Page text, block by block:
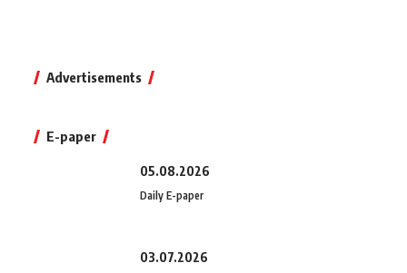
Advertisements
E-paper
05.08.2026
Daily E-paper
03.07.2026